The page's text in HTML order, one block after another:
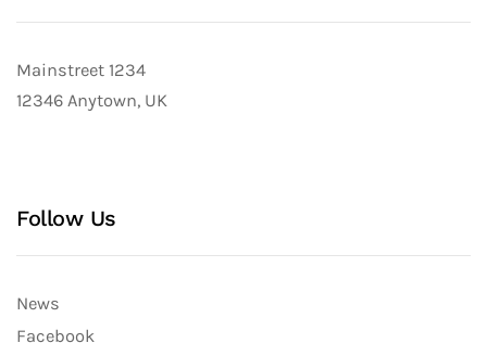
Mainstreet 1234
12346 Anytown, UK
Follow Us
News
Facebook